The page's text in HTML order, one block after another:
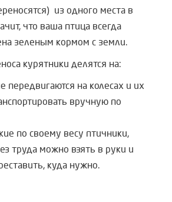
из одного места в
что ваша птица всегда
зеленым кормом с земли.
курятники делятся на:
передвигаются на колесах и их
вручную по
по своему весу птичники,
труда можно взять в руки и
куда нужно.